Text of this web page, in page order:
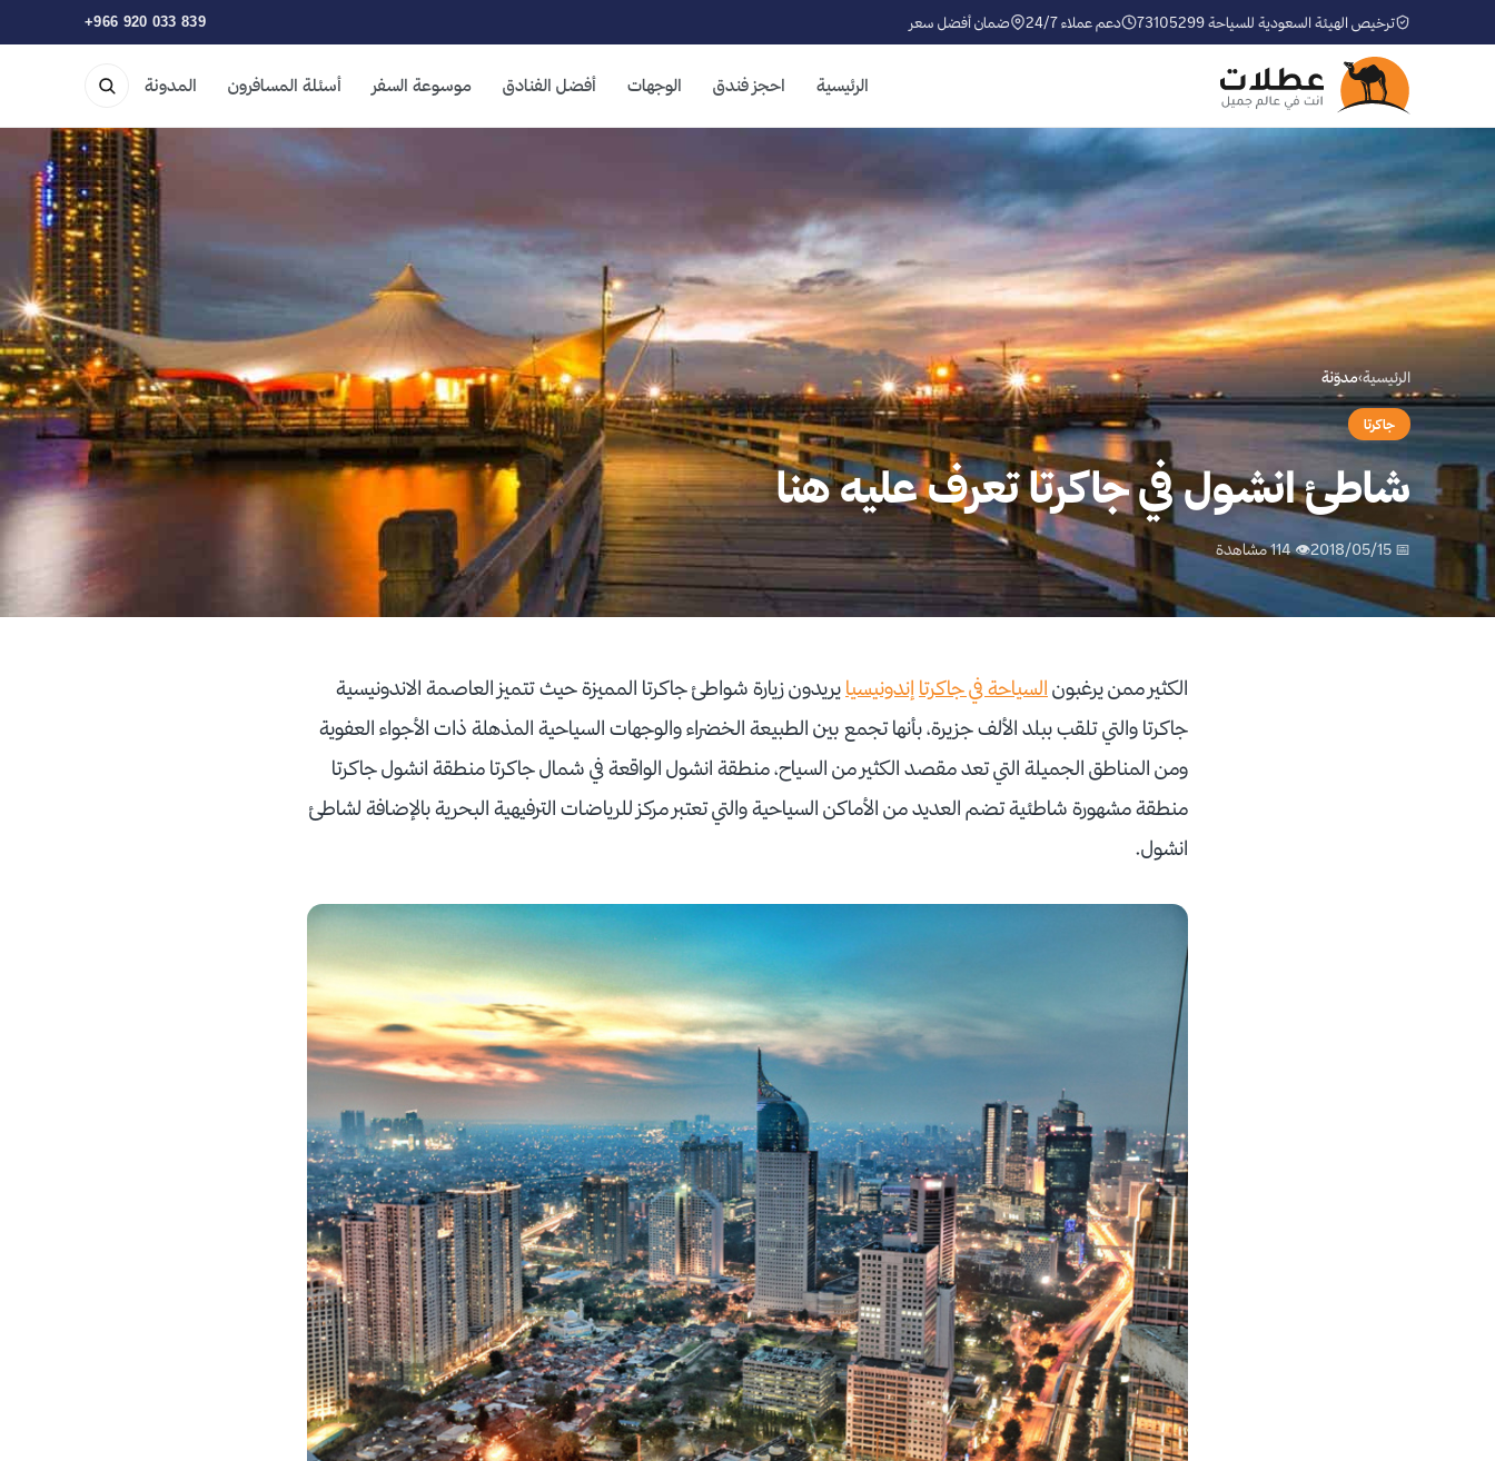
ترخيص الهيئة السعودية للسياحة 73105299 دعم عملاء 24/7 ضمان أفضل سعر +966 920 033 839
الرئيسية احجز فندق الوجهات أفضل الفنادق موسوعة السفر أسئلة المسافرون المدونة
الرئيسية›مدوّنة
جاكرتا
شاطئ انشول في جاكرتا تعرف عليه هنا
📅 2018/05/15 👁 114 مشاهدة
الكثير ممن يرغبون السياحة في جاكرتا إندونيسيا يريدون زيارة شواطئ جاكرتا المميزة حيث تتميز العاصمة الاندونيسية
جاكرتا والتي تلقب ببلد الألف جزيرة، بأنها تجمع بين الطبيعة الخضراء والوجهات السياحية المذهلة ذات الأجواء العفوية
ومن المناطق الجميلة التي تعد مقصد الكثير من السياح، منطقة انشول الواقعة في شمال جاكرتا منطقة انشول جاكرتا
منطقة مشهورة شاطئية تضم العديد من الأماكن السياحية والتي تعتبر مركز للرياضات الترفيهية البحرية بالإضافة لشاطئ
انشول.